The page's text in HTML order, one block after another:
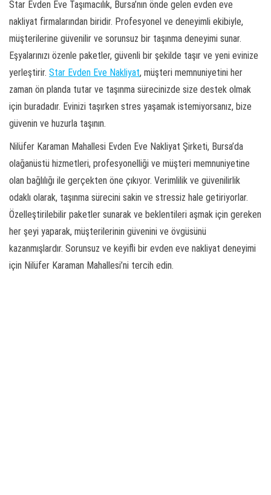
Star Evden Eve Taşımacılık, Bursa’nın önde gelen evden eve
nakliyat firmalarından biridir. Profesyonel ve deneyimli ekibiyle,
müşterilerine güvenilir ve sorunsuz bir taşınma deneyimi sunar.
Eşyalarınızı özenle paketler, güvenli bir şekilde taşır ve yeni evinize
yerleştirir. Star Evden Eve Nakliyat, müşteri memnuniyetini her
zaman ön planda tutar ve taşınma sürecinizde size destek olmak
için buradadır. Evinizi taşırken stres yaşamak istemiyorsanız, bize
güvenin ve huzurla taşının.
Nilüfer Karaman Mahallesi Evden Eve Nakliyat Şirketi, Bursa’da
olağanüstü hizmetleri, profesyonelliği ve müşteri memnuniyetine
olan bağlılığı ile gerçekten öne çıkıyor. Verimlilik ve güvenilirlik
odaklı olarak, taşınma sürecini sakin ve stressiz hale getiriyorlar.
Özelleştirilebilir paketler sunarak ve beklentileri aşmak için gereken
her şeyi yaparak, müşterilerinin güvenini ve övgüsünü
kazanmışlardır. Sorunsuz ve keyifli bir evden eve nakliyat deneyimi
için Nilüfer Karaman Mahallesi’ni tercih edin.